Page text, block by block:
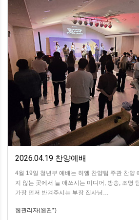
2026.04.19 찬양예배
4월 19일 청년부 예배는 히엘 찬양팀 주관 찬양
지 않는 곳에서 늘 애쓰시는 미디어, 방송, 조명
가장 먼저 반겨주시는 부장 집사님…
웹관리자(웹관*)